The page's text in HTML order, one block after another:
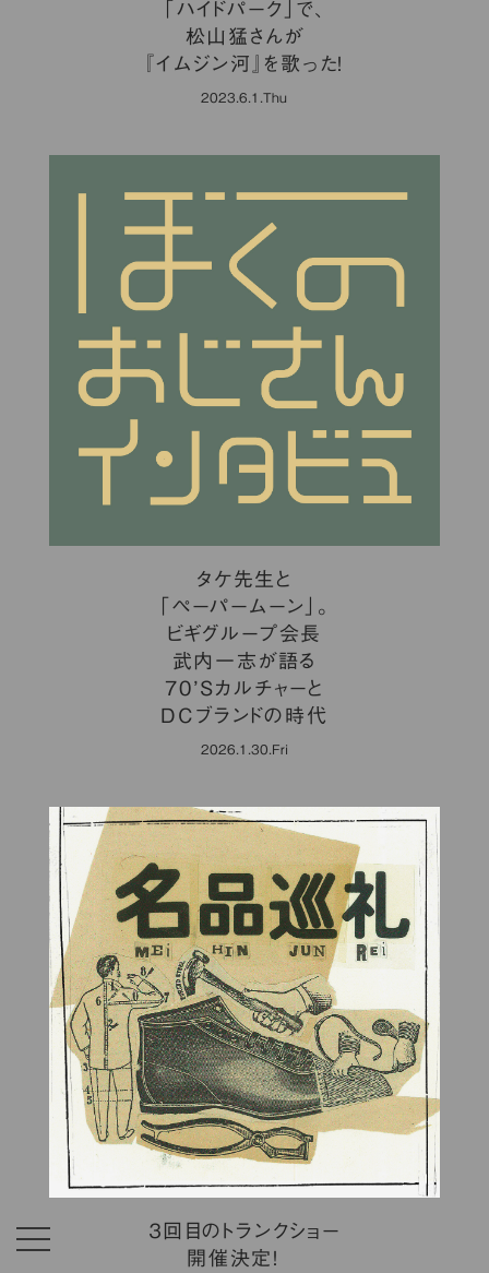
「ハイドパーク」で、
松山猛さんが
『イムジン河』を歌った！
2023.6.1.Thu
タケ先生と
「ペーパームーン」。
ビギグループ会長
武内一志が語る
70’Sカルチャーと
DCブランドの時代
2026.1.30.Fri
３回目のトランクショー
開催決定！